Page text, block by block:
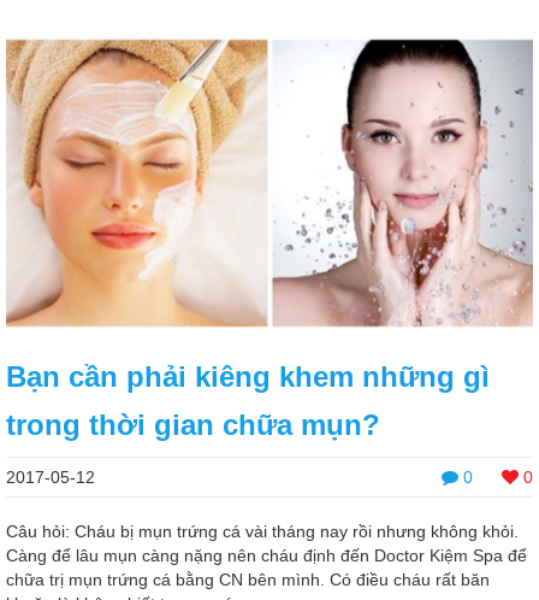
Bạn cần phải kiêng khem những gì
trong thời gian chữa mụn?
0 0
2017-05-12
Câu hỏi: Cháu bị mụn trứng cá vài tháng nay rồi nhưng không khỏi.
Càng để lâu mụn càng nặng nên cháu định đến Doctor Kiệm Spa để
chữa trị mụn trứng cá bằng CN bên mình. Có điều cháu rất băn